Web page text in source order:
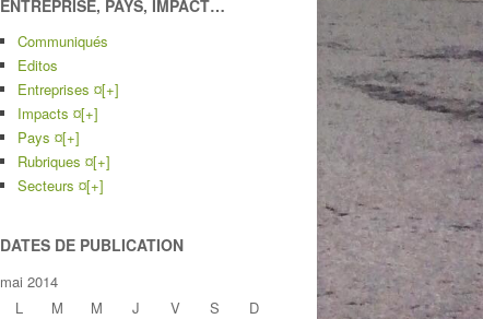
ENTREPRISE, PAYS, IMPACT…
Communiqués
Editos
Entreprises ¤[+]
Impacts ¤[+]
Pays ¤[+]
Rubriques ¤[+]
Secteurs ¤[+]
DATES DE PUBLICATION
mai 2014
L
M M J V S
D